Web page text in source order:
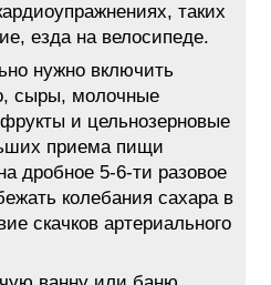
таких
езда на велосипеде.
нужно включить
сыры, молочные
и цельнозерновые
приема пищи
дробное 5-6-ти разовое
колебания сахара в
скачков артериального